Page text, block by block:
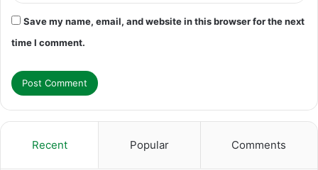
Save my name, email, and website in this browser for the next
time I comment.
Recent Popular Comments